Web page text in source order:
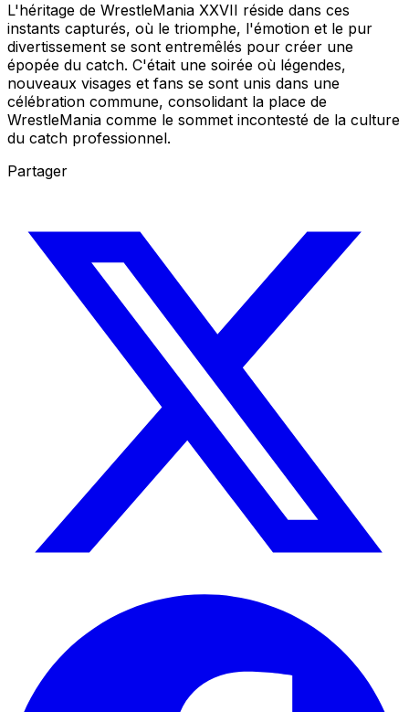
L'héritage de WrestleMania XXVII réside dans ces
instants capturés, où le triomphe, l'émotion et le pur
divertissement se sont entremêlés pour créer une
épopée du catch. C'était une soirée où légendes,
nouveaux visages et fans se sont unis dans une
célébration commune, consolidant la place de
WrestleMania comme le sommet incontesté de la culture
du catch professionnel.
Partager